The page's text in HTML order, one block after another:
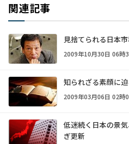
関連記事
見捨てられる日本
2009年10月30日 06時
知られざる素顔に迫
2009年03月06日 02時
低迷続く日本の景
ぎ更新